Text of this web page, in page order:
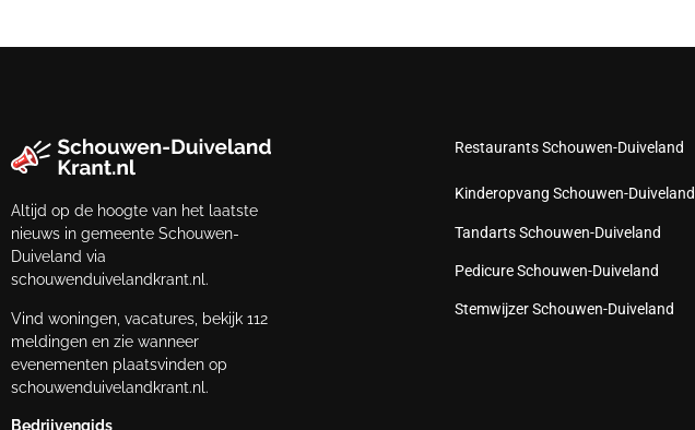
Altijd op de hoogte van het laatste
nieuws in gemeente Schouwen-
Duiveland via
schouwenduivelandkrant.nl.
Vind woningen, vacatures, bekijk 112
meldingen en zie wanneer
evenementen plaatsvinden op
schouwenduivelandkrant.nl.
Bedrijvengids
Restaurants Schouwen-Duiveland
Kinderopvang Schouwen-Duiveland
Tandarts Schouwen-Duiveland
Pedicure Schouwen-Duiveland
Stemwijzer Schouwen-Duiveland